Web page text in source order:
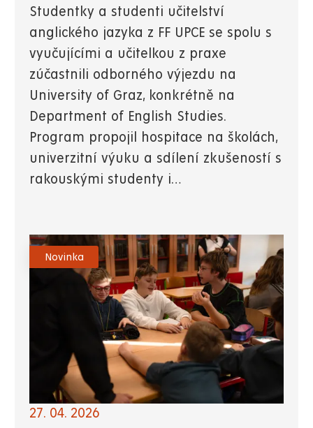
Studentky a studenti učitelství
anglického jazyka z FF UPCE se spolu s
vyučujícími a učitelkou z praxe
zúčastnili odborného výjezdu na
University of Graz, konkrétně na
Department of English Studies.
Program propojil hospitace na školách,
univerzitní výuku a sdílení zkušeností s
rakouskými studenty i…
Novinka
27. 04. 2026